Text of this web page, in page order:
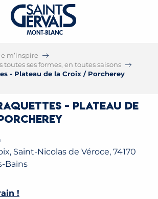
m’inspire
toutes ses formes, en toutes saisons
- Plateau de la Croix / Porcherey
- Plateau de
Saint-Nicolas de Véroce, 74170
Bains
!